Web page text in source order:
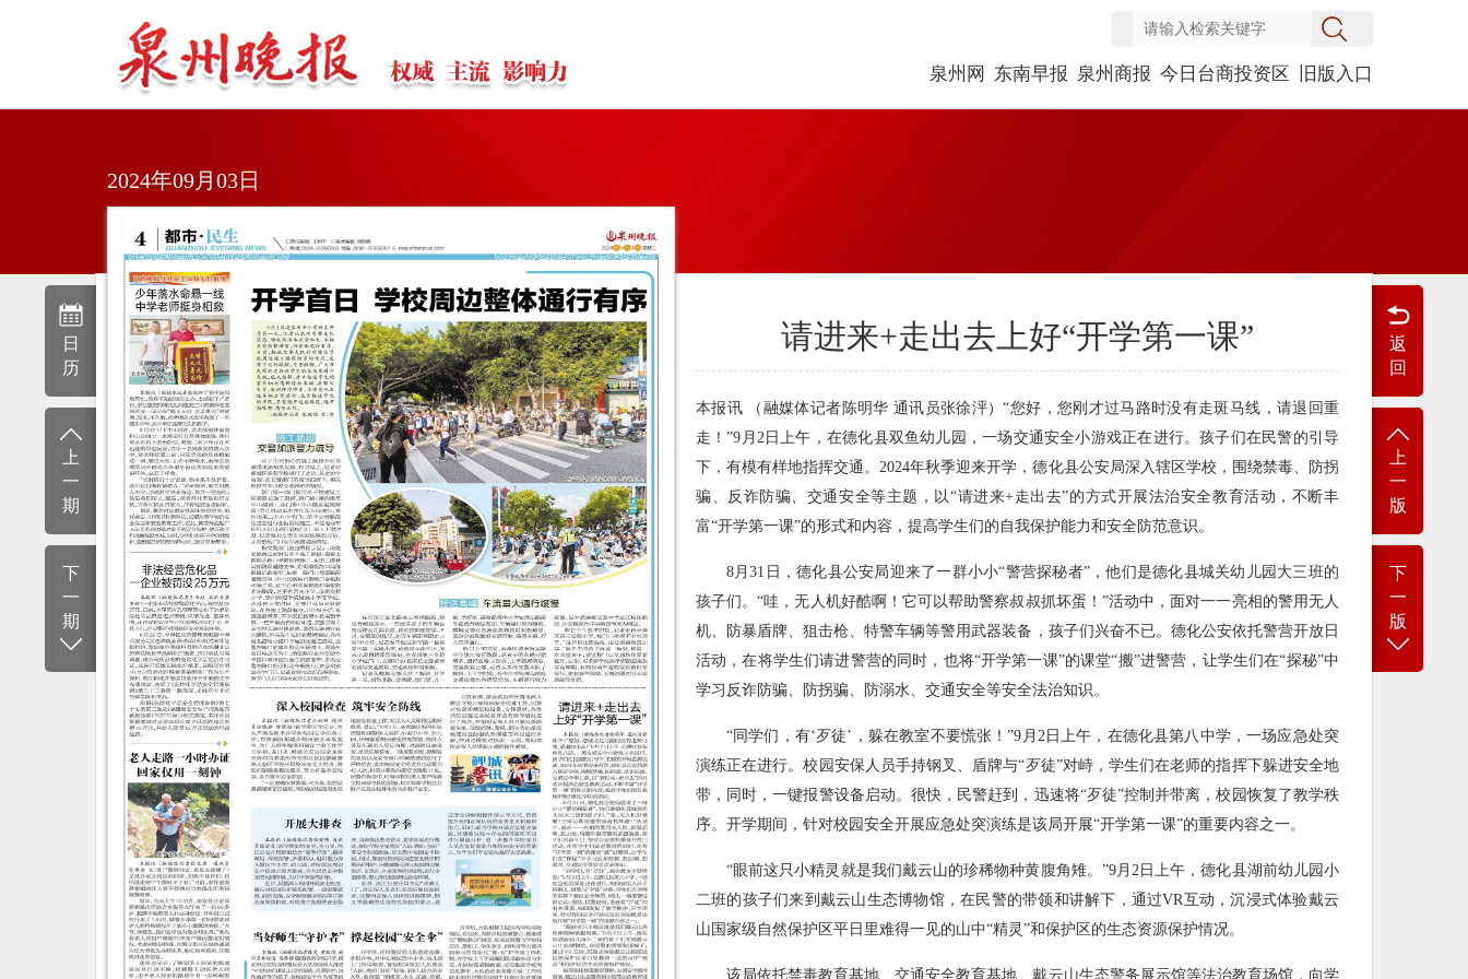
泉州网 东南早报 泉州商报 今日台商投资区 旧版入口
日
历
上
一
期
下
一
期
返
回
上
一
版
下
一
版
2024年09月03日
请进来+走出去上好“开学第一课”
本报讯 （融媒体记者陈明华 通讯员张徐泙）“您好，您刚才过马路时没有走斑马线，请退回重
走！”9月2日上午，在德化县双鱼幼儿园，一场交通安全小游戏正在进行。孩子们在民警的引导
下，有模有样地指挥交通。2024年秋季迎来开学，德化县公安局深入辖区学校，围绕禁毒、防拐
骗、反诈防骗、交通安全等主题，以“请进来+走出去”的方式开展法治安全教育活动，不断丰
富“开学第一课”的形式和内容，提高学生们的自我保护能力和安全防范意识。
8月31日，德化县公安局迎来了一群小小“警营探秘者”，他们是德化县城关幼儿园大三班的
孩子们。“哇，无人机好酷啊！它可以帮助警察叔叔抓坏蛋！”活动中，面对一一亮相的警用无人
机、防暴盾牌、狙击枪、特警车辆等警用武器装备，孩子们兴奋不已。德化公安依托警营开放日
活动，在将学生们请进警营的同时，也将“开学第一课”的课堂“搬”进警营，让学生们在“探秘”中
学习反诈防骗、防拐骗、防溺水、交通安全等安全法治知识。
“同学们，有‘歹徒’，躲在教室不要慌张！”9月2日上午，在德化县第八中学，一场应急处突
演练正在进行。校园安保人员手持钢叉、盾牌与“歹徒”对峙，学生们在老师的指挥下躲进安全地
带，同时，一键报警设备启动。很快，民警赶到，迅速将“歹徒”控制并带离，校园恢复了教学秩
序。开学期间，针对校园安全开展应急处突演练是该局开展“开学第一课”的重要内容之一。
“眼前这只小精灵就是我们戴云山的珍稀物种黄腹角雉。”9月2日上午，德化县湖前幼儿园小
二班的孩子们来到戴云山生态博物馆，在民警的带领和讲解下，通过VR互动，沉浸式体验戴云
山国家级自然保护区平日里难得一见的山中“精灵”和保护区的生态资源保护情况。
该局依托禁毒教育基地、交通安全教育基地、戴云山生态警务展示馆等法治教育场馆，向学